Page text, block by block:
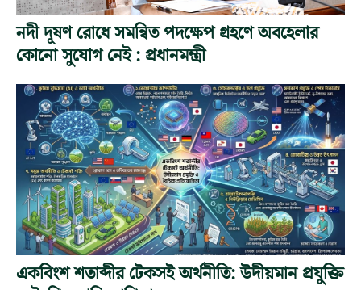
নদী দূষণ রোধে সমন্বিত পদক্ষেপ গ্রহণে অবহেলার
কোনো সুযোগ নেই : প্রধানমন্ত্রী
একবিংশ শতাব্দীর টেকসই অর্থনীতি: উদীয়মান প্রযুক্তি